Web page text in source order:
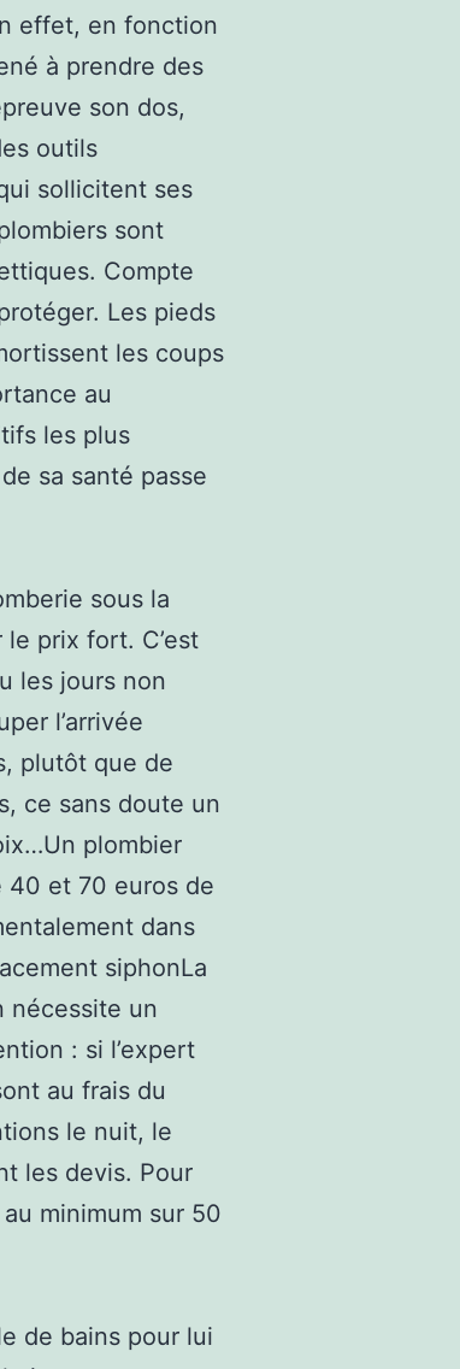
effet, en fonction
à prendre des
son dos,
outils
sollicitent ses
sont
Compte
Les pieds
les coups
au
les plus
sa santé passe
sous la
prix fort. C’est
les jours non
l’arrivée
plutôt que de
ce sans doute un
plombier
40 et 70 euros de
dans
siphonLa
nécessite un
: si l’expert
au frais du
le nuit, le
les devis. Pour
minimum sur 50
de bains pour lui